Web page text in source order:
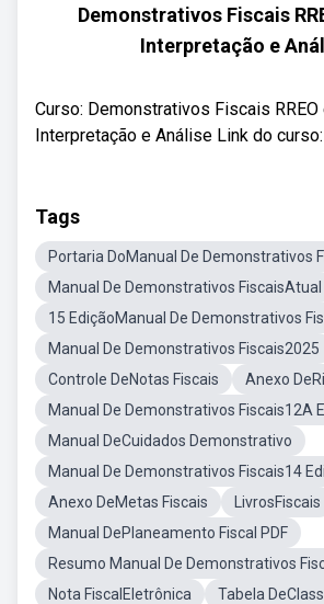
Demonstrativos Fiscais
Interpretação e
Curso: Demonstrativos Fiscais RREO
Interpretação e Análise Link do curso:
Tags
Portaria DoManual De Demonstrativos
Manual De Demonstrativos FiscaisAtual
15 EdiçãoManual De Demonstrativos
Manual De Demonstrativos Fiscais2025
Controle DeNotas Fiscais
Anexo
Manual De Demonstrativos Fiscais12A
Manual DeCuidados Demonstrativo
Manual De Demonstrativos Fiscais14
Anexo DeMetas Fiscais
LivrosFiscais
Manual DePlaneamento Fiscal PDF
Resumo Manual De Demonstrativos
Nota FiscalEletrônica
Tabela